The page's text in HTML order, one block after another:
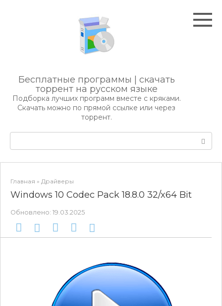
Бесплатные программы | скачать
торрент на русском языке
Подборка лучших программ вместе с кряками.
Скачать можно по прямой ссылке или через
торрент.
Главная » Драйверы
Windows 10 Codec Pack 18.8.0 32/x64 Bit
Обновлено: 19.03.2025